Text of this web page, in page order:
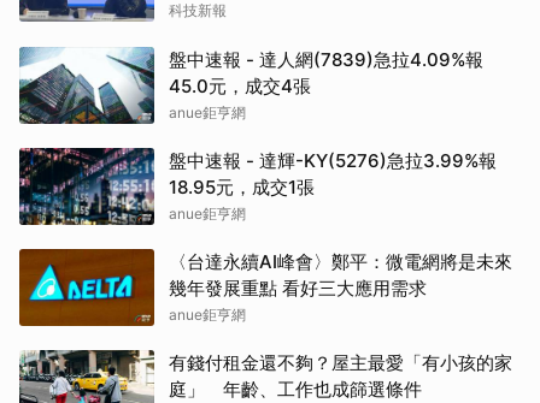
科技新報
盤中速報 - 達人網(7839)急拉4.09%報
45.0元，成交4張
anue鉅亨網
盤中速報 - 達輝-KY(5276)急拉3.99%報
18.95元，成交1張
anue鉅亨網
〈台達永續AI峰會〉鄭平：微電網將是未來
幾年發展重點 看好三大應用需求
anue鉅亨網
有錢付租金還不夠？屋主最愛「有小孩的家
庭」 年齡、工作也成篩選條件